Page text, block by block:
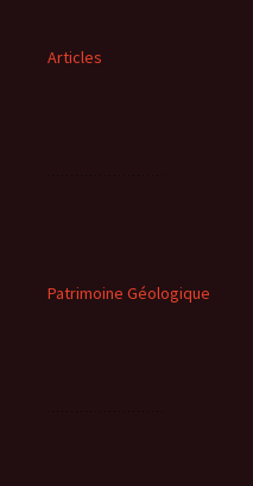
Articles
Patrimoine Géologique